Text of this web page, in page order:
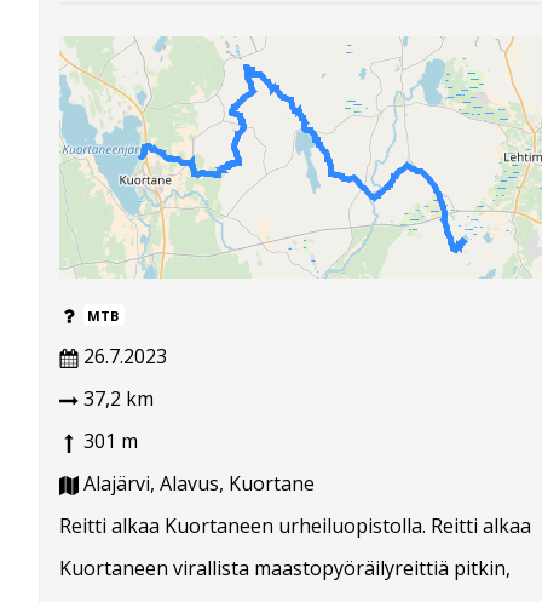
MTB
26.7.2023
37,2 km
301 m
Alajärvi, Alavus, Kuortane
Reitti alkaa Kuortaneen urheiluopistolla. Reitti alkaa
Kuortaneen virallista maastopyöräilyreittiä pitkin,